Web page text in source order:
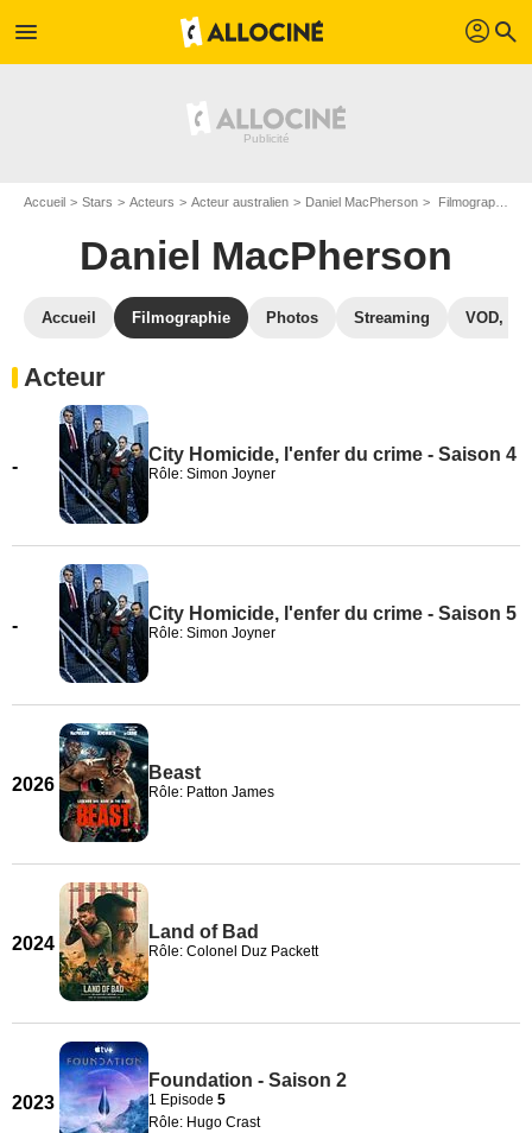
menu profil search
Accueil Stars Acteurs Acteur australien Daniel MacPherson Filmographie Daniel MacPherson
Daniel MacPherson
Accueil Filmographie Photos Streaming VOD,
Acteur
-
City Homicide, l'enfer du crime - Saison 4
Rôle: Simon Joyner
-
City Homicide, l'enfer du crime - Saison 5
Rôle: Simon Joyner
2026
Beast
Rôle: Patton James
2024
Land of Bad
Rôle: Colonel Duz Packett
2023
Foundation - Saison 2
1 Episode 5
Rôle: Hugo Crast